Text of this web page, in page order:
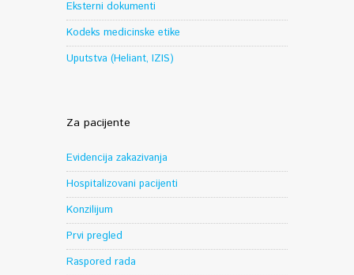
Eksterni dokumenti
Kodeks medicinske etike
Uputstva (Heliant, IZIS)
Za pacijente
Evidencija zakazivanja
Hospitalizovani pacijenti
Konzilijum
Prvi pregled
Raspored rada